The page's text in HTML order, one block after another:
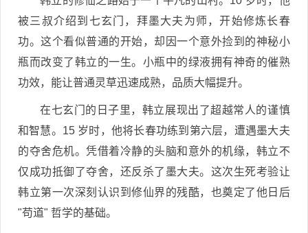
被三叔介绍到七玄门，拜墨大夫为师，开始修炼长春
功。这个看似普通的开始，却因一个意外捡到的神秘小
瓶而改变了韩立的一生。小瓶中的绿液拥有神奇的催熟
功效，能让普通灵草迅速成熟，品质大幅提升。
在七玄门的日子里，韩立展现出了超越常人的谨慎
和智慧。15 岁时，他将长春功练到第六层，遭遇墨大夫
的夺舍危机。凭借着冷静的头脑和意外的机缘，韩立不
仅成功抵御了夺舍，还反杀了墨大夫。这次生死考验让
韩立第一次深刻认识到修仙界的残酷，也奠定了他日后
"苟道" 哲学的基础。